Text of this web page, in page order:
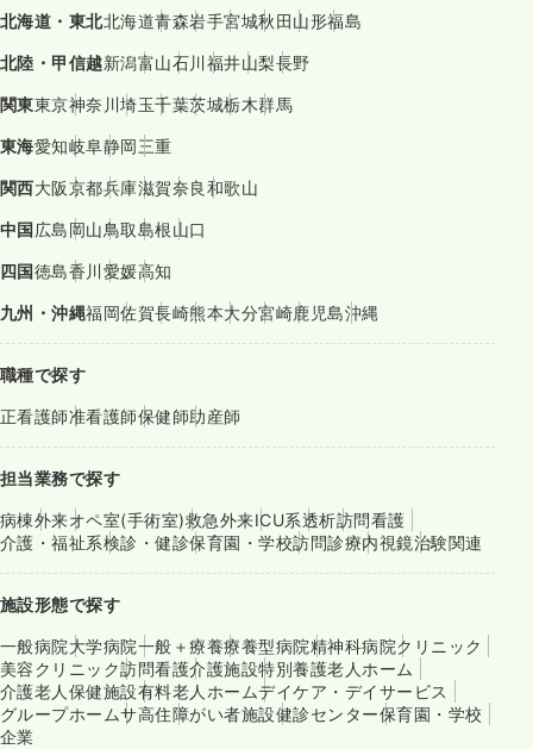
北海道・東北北海道青森岩手宮城秋田山形福島
北陸・甲信越新潟富山石川福井山梨長野
関東東京神奈川埼玉千葉茨城栃木群馬
東海愛知岐阜静岡三重
関西大阪京都兵庫滋賀奈良和歌山
中国広島岡山鳥取島根山口
四国徳島香川愛媛高知
九州・沖縄福岡佐賀長崎熊本大分宮崎鹿児島沖縄
職種で探す
正看護師准看護師保健師助産師
担当業務で探す
病棟外来オペ室(手術室)救急外来ICU系透析訪問看護
介護・福祉系検診・健診保育園・学校訪問診療内視鏡治験関連
施設形態で探す
一般病院大学病院一般＋療養療養型病院精神科病院クリニック
美容クリニック訪問看護介護施設特別養護老人ホーム
介護老人保健施設有料老人ホームデイケア・デイサービス
グループホームサ高住障がい者施設健診センター保育園・学校
企業